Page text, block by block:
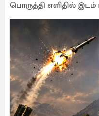
பொருத்தி எளிதில் இடம்